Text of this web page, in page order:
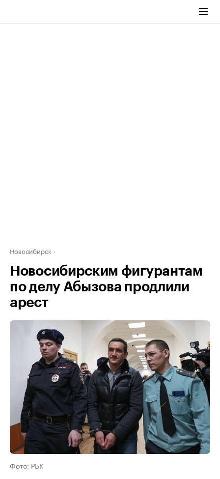
Новосибирск
Новосибирским фигурантам
по делу Абызова продлили
арест
Фото: РБК